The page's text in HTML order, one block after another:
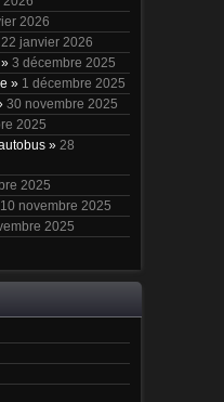
2026
22 janvier 2026
3 décembre 2025
» 1 décembre 2025
30 novembre 2025
2025
» 28
2025
10 novembre 2025
2025